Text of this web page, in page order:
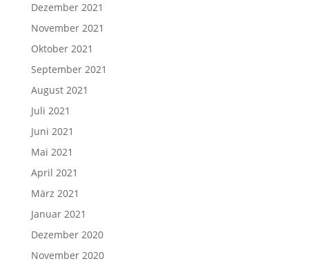
Dezember 2021
November 2021
Oktober 2021
September 2021
August 2021
Juli 2021
Juni 2021
Mai 2021
April 2021
März 2021
Januar 2021
Dezember 2020
November 2020